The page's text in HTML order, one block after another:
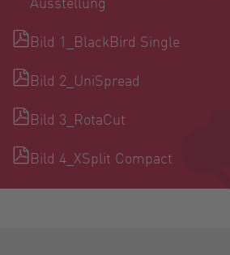
Bild 1_BlackBird Single
Bild 2_UniSpread
Bild 3_RotaCut
Bild 4_XSplit Compact